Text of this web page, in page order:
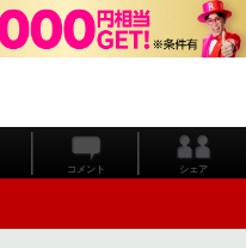
コメント シェア